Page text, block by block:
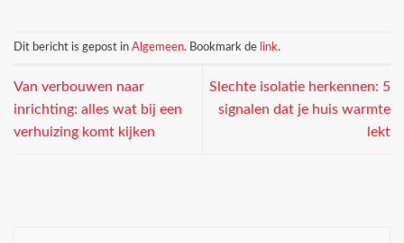
Dit bericht is gepost in Algemeen. Bookmark de link.
Van verbouwen naar
inrichting: alles wat bij een
verhuizing komt kijken
Slechte isolatie herkennen: 5
signalen dat je huis warmte
lekt